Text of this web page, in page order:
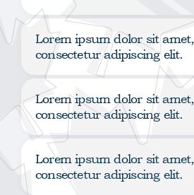
Lorem ipsum dolor sit amet,
consectetur adipiscing elit.
Lorem ipsum dolor sit amet,
consectetur adipiscing elit.
Lorem ipsum dolor sit amet,
consectetur adipiscing elit.